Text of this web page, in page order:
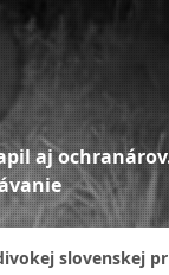
aj
slovenskej